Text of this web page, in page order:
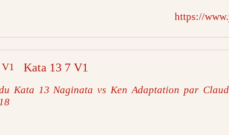
https://
Kata 13 7 V1
Kata 13 Naginata vs Ken Adaptation par